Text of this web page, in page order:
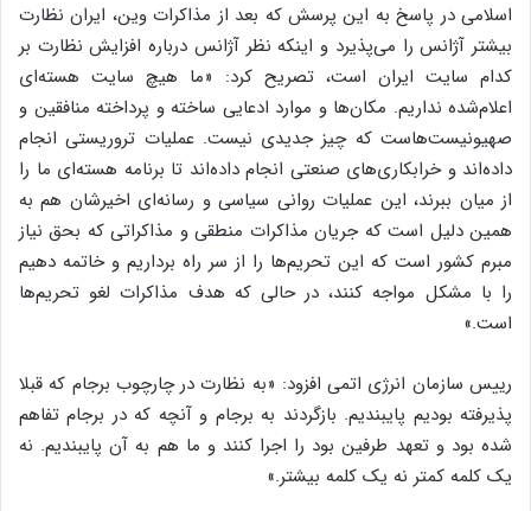
اسلامی در پاسخ به این پرسش که بعد از مذاکرات وین، ایران نظارت
بیشتر آژانس را می‌پذیرد و اینکه نظر آژانس درباره افزایش نظارت بر
کدام سایت ایران است، تصریح کرد: «ما هیچ سایت هسته‌ای
اعلام‌شده نداریم. مکان‌ها و موارد ادعایی ساخته و پرداخته منافقین و
صهیونیست‌هاست که چیز جدیدی نیست. عملیات تروریستی انجام
داده‌اند و خرابکاری‌های صنعتی انجام داده‌اند تا برنامه هسته‌ای ما را
از میان ببرند، این عملیات روانی سیاسی و رسانه‌ای اخیرشان هم به
همین دلیل است که جریان مذاکرات منطقی و مذاکراتی که بحق نیاز
مبرم کشور است که این تحریم‌ها را از سر راه برداریم و خاتمه دهیم
را با مشکل مواجه کنند، در حالی که هدف مذاکرات لغو تحریم‌ها
است.»
رییس سازمان انرژی اتمی افزود: «به نظارت در چارچوب برجام که قبلا
پذیرفته بودیم پایبندیم. بازگردند به برجام و آنچه که در برجام تفاهم
شده بود و تعهد طرفین بود را اجرا کنند و ما هم به آن پایبندیم. نه
یک کلمه کمتر نه یک کلمه بیشتر.»